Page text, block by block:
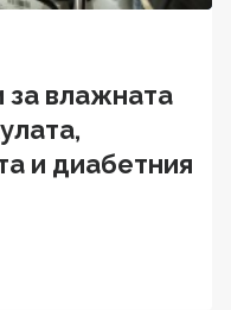
за влажната
и диабетния